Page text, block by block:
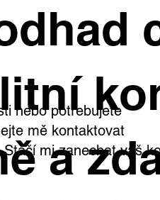
každý den. Ve
tebe čeká zahrada,
vlastní wellness
a
nebo potřebujete
mě kontaktovat
mi zanechat váš